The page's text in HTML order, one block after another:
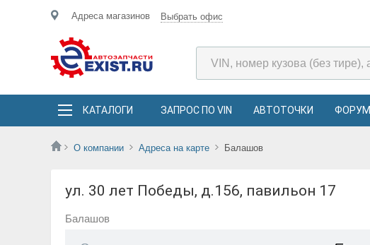
Адреса магазинов Выбрать офис
КАТАЛОГИ ЗАПРОС ПО VIN АВТОТОЧКИ ФОРУМ
О компании Адреса на карте Балашов
ул. 30 лет Победы, д.156, павильон 17
Балашов